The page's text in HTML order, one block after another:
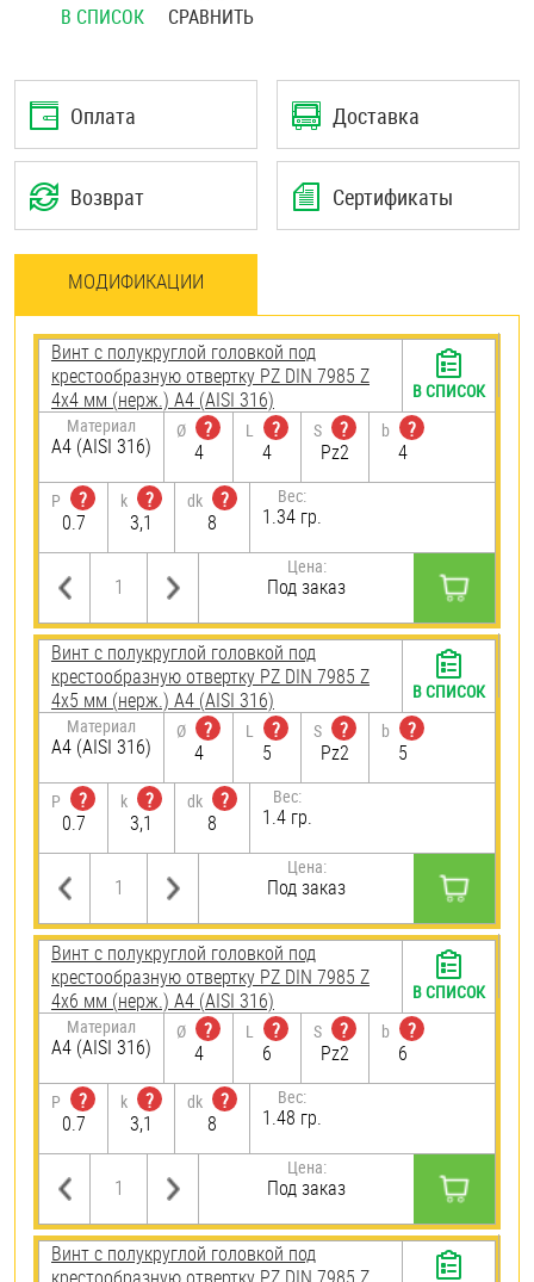
В СПИСОК СРАВНИТЬ
Оплата Доставка
Возврат Сертификаты
МОДИФИКАЦИИ
Винт с полукруглой головкой под
крестообразную отвертку PZ DIN 7985 Z
4х4 мм (нерж.) A4 (AISI 316)
Материал
A4 (AISI 316)
Ø
?
4
L
?
4
S
?
Pz2
b
?
4
P
?
0.7
k
?
3,1
dk
?
8
Вес:
1.34 гр.
Цена:
Под заказ
В СПИСОК
Винт с полукруглой головкой под
крестообразную отвертку PZ DIN 7985 Z
4х5 мм (нерж.) A4 (AISI 316)
Материал
A4 (AISI 316)
Ø
?
4
L
?
5
S
?
Pz2
b
?
5
P
?
0.7
k
?
3,1
dk
?
8
Вес:
1.4 гр.
Цена:
Под заказ
В СПИСОК
Винт с полукруглой головкой под
крестообразную отвертку PZ DIN 7985 Z
4х6 мм (нерж.) A4 (AISI 316)
Материал
A4 (AISI 316)
Ø
?
4
L
?
6
S
?
Pz2
b
?
6
P
?
0.7
k
?
3,1
dk
?
8
Вес:
1.48 гр.
Цена:
Под заказ
В СПИСОК
Винт с полукруглой головкой под